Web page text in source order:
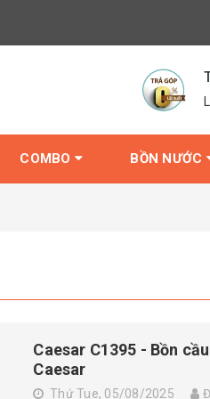
COMBO BỒN NƯỚC
Caesar C1395 - Bồn
Caesar
Thứ Tue, 05/08/2025